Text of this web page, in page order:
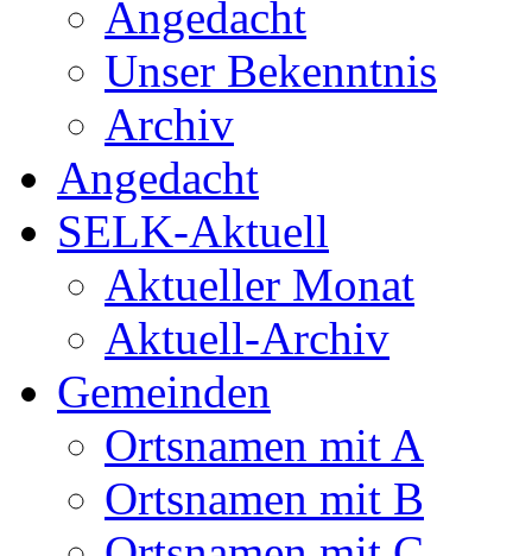
Angedacht
Unser Bekenntnis
Archiv
Angedacht
SELK-Aktuell
Aktueller Monat
Aktuell-Archiv
Gemeinden
Ortsnamen mit A
Ortsnamen mit B